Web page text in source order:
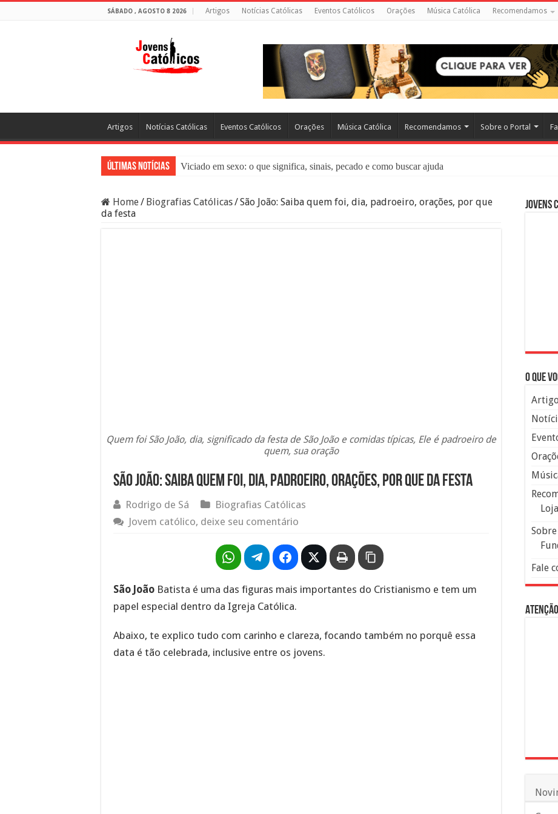
SÁBADO , AGOSTO 8 2026 Artigos Notícias Católicas Eventos Católicos Orações Música Católica Recomendamos
Artigos Notícias Católicas Eventos Católicos Orações Música Católica Recomendamos Sobre o Portal
Últimas Notícias
Viciado em sexo: o que significa, sinais, pecado e como buscar ajuda
Filme Sagrado Coração – Seu Reino Não Terá Fim: O Documentário Que Vai Tocar os Católicos
Home/ Biografias Católicas/São João: Saiba quem foi, dia, padroeiro, orações, por que
da festa
Quem foi São João, dia, significado da festa de São João e comidas típicas, Ele é padroeiro de
quem, sua oração
São João: Saiba quem foi, dia, padroeiro, orações, por que da festa
Rodrigo de Sá
Biografias Católicas
Jovem católico, deixe seu comentário
São João Batista é uma das figuras mais importantes do Cristianismo e tem um
papel especial dentro da Igreja Católica.
Abaixo, te explico tudo com carinho e clareza, focando também no porquê essa
data é tão celebrada, inclusive entre os jovens.
Jovens
O que
Fale